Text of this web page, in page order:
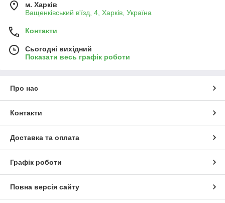
м. Харків
Ващенківський в'їзд, 4, Харків, Україна
Контакти
Сьогодні вихідний
Показати весь графік роботи
Про нас
Контакти
Доставка та оплата
Графік роботи
Повна версія сайту